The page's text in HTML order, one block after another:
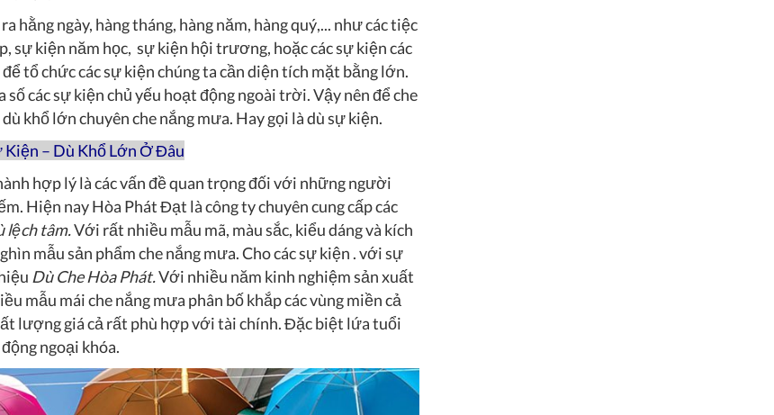
hằng ngày, hàng tháng, hàng năm, hàng quý,... như các tiệc
sự kiện năm học, sự kiện hội trương, hoặc các sự kiện các
tổ chức các sự kiện chúng ta cần diện tích mặt bằng lớn.
các sự kiện chủ yếu hoạt động ngoài trời. Vậy nên để che
khổ lớn chuyên che nắng mưa. Hay gọi là dù sự kiện.
Kiện – Dù Khổ Lớn Ở Đâu
hợp lý là các vấn đề quan trọng đối với những người
Hiện nay Hòa Phát Đạt là công ty chuyên cung cấp các
lệch tâm.Với rất nhiều mẫu mã, màu sắc, kiểu dáng và kích
mẫu sản phẩm che nắng mưa. Cho các sự kiện . với sự
Dù Che Hòa Phát.Với nhiều năm kinh nghiệm sản xuất
mẫu mái che nắng mưa phân bố khắp các vùng miền cả
lượng giá cả rất phù hợp với tài chính. Đặc biệt lứa tuổi
ngoại khóa.